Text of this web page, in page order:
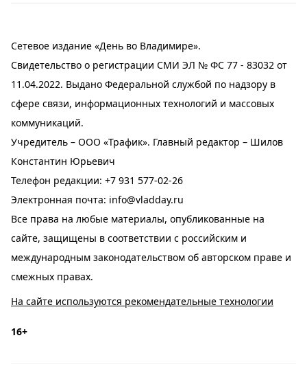
Сетевое издание «День во Владимире».
Свидетельство о регистрации СМИ ЭЛ № ФС 77 - 83032 от
11.04.2022. Выдано Федеральной службой по надзору в
сфере связи, информационных технологий и массовых
коммуникаций.
Учредитель – ООО «Трафик». Главный редактор – Шилов
Константин Юрьевич
Телефон редакции: +7 931 577-02-26
Электронная почта: info@vladday.ru
Все права на любые материалы, опубликованные на
сайте, защищены в соответствии с российским и
международным законодательством об авторском праве и
смежных правах.
На сайте используются рекомендательные технологии
16+